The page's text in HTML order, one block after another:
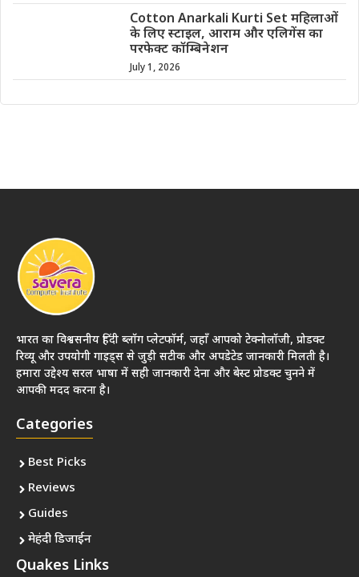
Cotton Anarkali Kurti Set महिलाओं
के लिए स्टाइल, आराम और एलिगेंस का
परफेक्ट कॉम्बिनेशन
July 1, 2026
भारत का विश्वसनीय हिंदी ब्लॉग प्लेटफॉर्म, जहाँ आपको टेक्नोलॉजी, प्रोडक्ट
रिव्यू और उपयोगी गाइड्स से जुड़ी सटीक और अपडेटेड जानकारी मिलती है।
हमारा उद्देश्य सरल भाषा में सही जानकारी देना और बेस्ट प्रोडक्ट चुनने में
आपकी मदद करना है।
Categories
Best Picks
Reviews
Guides
मेहंदी डिजाईन
Quakes Links